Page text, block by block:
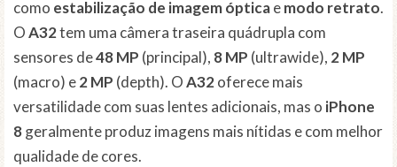
como estabilização de imagem ópticaemodo retrato.
OA32tem uma câmera traseira quádrupla com
sensores de48 MP (principal), 8 MP (ultrawide), 2 MP
(macro) e2 MP (depth). OA32oferece mais
versatilidade com suas lentes adicionais, mas o iPhone
8geralmente produz imagens mais nítidas e com melhor
qualidade de cores.